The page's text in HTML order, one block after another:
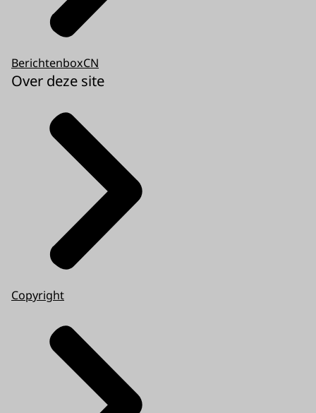
BerichtenboxCN
Over deze site
Copyright